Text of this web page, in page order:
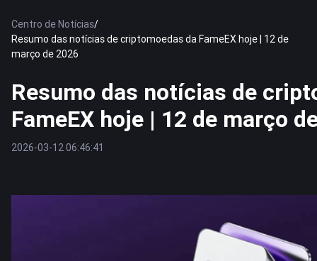
Centro de Notícias/
Resumo das notícias de criptomoedas da FameEX hoje | 12 de
março de 2026
Resumo das notícias de
FameEX hoje | 12 de março
2026-03-12 06:46:41